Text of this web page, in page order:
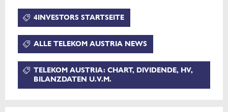
4INVESTORS STARTSEITE
ALLE TELEKOM AUSTRIA NEWS
TELEKOM AUSTRIA: CHART, DIVIDENDE, HV,
BILANZDATEN U.V.M.